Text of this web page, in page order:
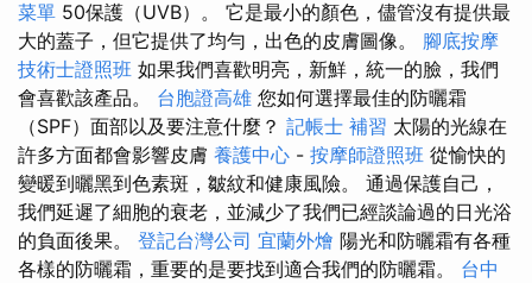
菜單 50保護（UVB）。 它是最小的顏色，儘管沒有提供最
大的蓋子，但它提供了均勻，出色的皮膚圖像。 腳底按摩
技術士證照班 如果我們喜歡明亮，新鮮，統一的臉，我們
會喜歡該產品。 台胞證高雄 您如何選擇最佳的防曬霜
（SPF）面部以及要注意什麼？ 記帳士 補習 太陽的光線在
許多方面都會影響皮膚 養護中心 - 按摩師證照班 從愉快的
變暖到曬黑到色素斑，皺紋和健康風險。 通過保護自己，
我們延遲了細胞的衰老，並減少了我們已經談論過的日光浴
的負面後果。 登記台灣公司 宜蘭外燴 陽光和防曬霜有各種
各樣的防曬霜，重要的是要找到適合我們的防曬霜。 台中